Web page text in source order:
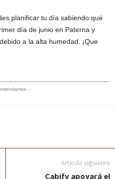
planificar tu día sabiendo qué
día de junio en Paterna y
a la alta humedad. ¡Que
-
Artículo siguiente
Cabify apoyará el